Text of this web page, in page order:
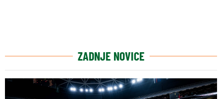
ZADNJE NOVICE